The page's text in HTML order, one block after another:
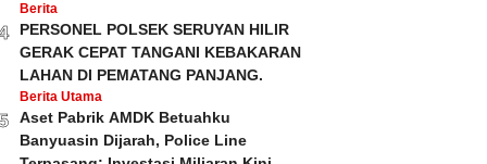
Berita
PERSONEL POLSEK SERUYAN HILIR
GERAK CEPAT TANGANI KEBAKARAN
LAHAN DI PEMATANG PANJANG.
Berita Utama
Aset Pabrik AMDK Betuahku
Banyuasin Dijarah, Police Line